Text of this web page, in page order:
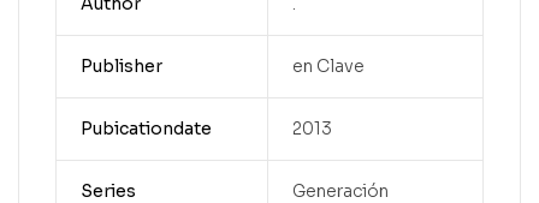
Publisher en Clave
Pubicationdate 2013
Series Generación